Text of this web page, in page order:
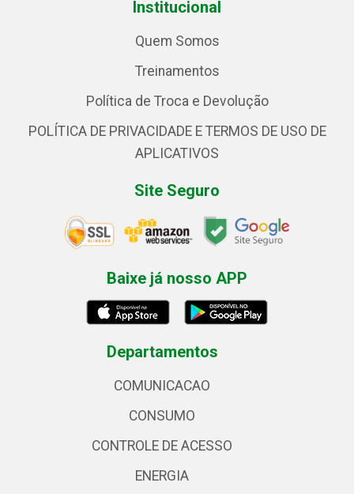
Institucional
Quem Somos
Treinamentos
Política de Troca e Devolução
POLÍTICA DE PRIVACIDADE E TERMOS DE USO DE
APLICATIVOS
Site Seguro
Baixe já nosso APP
Departamentos
COMUNICACAO
CONSUMO
CONTROLE DE ACESSO
ENERGIA